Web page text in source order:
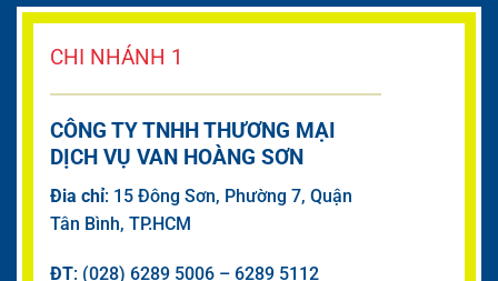
CHI NHÁNH 1
CÔNG TY TNHH THƯƠNG MẠI
DỊCH VỤ VAN HOÀNG SƠN
Đia chỉ: 15 Đông Sơn, Phường 7, Quận
Tân Bình, TP.HCM
ĐT: (028) 6289 5006 – 6289 5112